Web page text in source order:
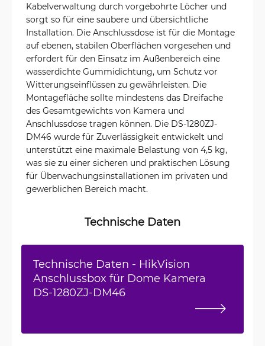
Kabelverwaltung durch vorgebohrte Löcher und
sorgt so für eine saubere und übersichtliche
Installation. Die Anschlussdose ist für die Montage
auf ebenen, stabilen Oberflächen vorgesehen und
erfordert für den Einsatz im Außenbereich eine
wasserdichte Gummidichtung, um Schutz vor
Witterungseinflüssen zu gewährleisten. Die
Montagefläche sollte mindestens das Dreifache
des Gesamtgewichts von Kamera und
Anschlussdose tragen können. Die DS-1280ZJ-
DM46 wurde für Zuverlässigkeit entwickelt und
unterstützt eine maximale Belastung von 4,5 kg,
was sie zu einer sicheren und praktischen Lösung
für Überwachungsinstallationen im privaten und
gewerblichen Bereich macht.
Technische Daten
Technische Daten - HikVision
Anschlussbox für Dome Kamera
DS-1280ZJ-DM46